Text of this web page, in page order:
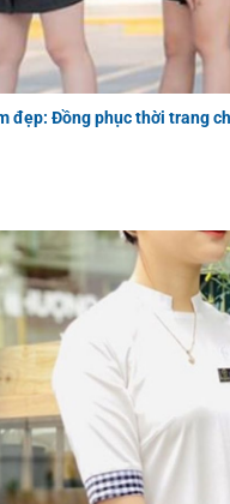
đẹp: Đồng phục thời trang